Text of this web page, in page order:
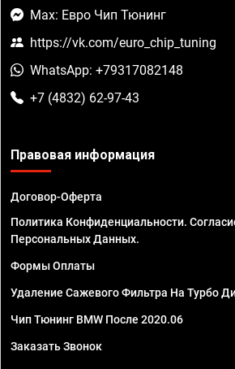
Max: Евро Чип Тюнинг
https://vk.com/euro_chip_tuning
WhatsApp: +79317082148
+7 (4832) 62-97-43
Правовая информация
Договор-Оферта
Политика Конфиденциальности.
Персональных Данных.
Формы Оплаты
Удаление Сажевого Фильтра На Турбо
Чип Тюнинг BMW После 2020.06
Заказать Звонок